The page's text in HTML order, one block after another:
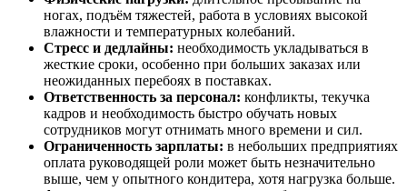
ногах, подъём тяжестей, работа в условиях высокой
влажности и температурных колебаний.
Стресс и дедлайны: необходимость укладываться в
жесткие сроки, особенно при больших заказах или
неожиданных перебоях в поставках.
Ответственность за персонал: конфликты, текучка
кадров и необходимость быстро обучать новых
сотрудников могут отнимать много времени и сил.
Ограниченность зарплаты: в небольших предприятиях
оплата руководящей роли может быть незначительно
выше, чем у опытного кондитера, хотя нагрузка больше.